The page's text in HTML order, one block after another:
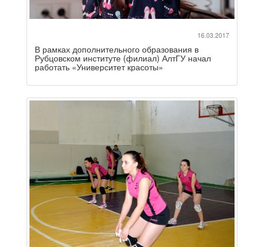
16.03.2017
В рамках дополнительного образования в
Рубцовском институте (филиал) АлтГУ начал
работать «Университет красоты»